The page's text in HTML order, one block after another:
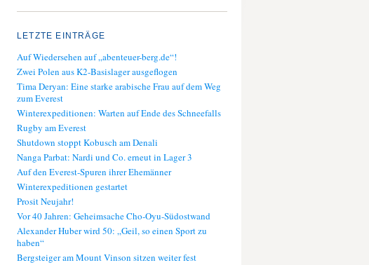
LETZTE EINTRÄGE
Auf Wiedersehen auf „abenteuer-berg.de“!
Zwei Polen aus K2-Basislager ausgeflogen
Tima Deryan: Eine starke arabische Frau auf dem Weg
zum Everest
Winterexpeditionen: Warten auf Ende des Schneefalls
Rugby am Everest
Shutdown stoppt Kobusch am Denali
Nanga Parbat: Nardi und Co. erneut in Lager 3
Auf den Everest-Spuren ihrer Ehemänner
Winterexpeditionen gestartet
Prosit Neujahr!
Vor 40 Jahren: Geheimsache Cho-Oyu-Südostwand
Alexander Huber wird 50: „Geil, so einen Sport zu
haben“
Bergsteiger am Mount Vinson sitzen weiter fest